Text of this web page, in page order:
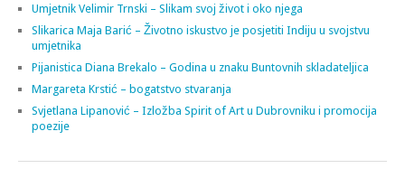
Umjetnik Velimir Trnski – Slikam svoj život i oko njega
Slikarica Maja Barić – Životno iskustvo je posjetiti Indiju u svojstvu
umjetnika
Pijanistica Diana Brekalo – Godina u znaku Buntovnih skladateljica
Margareta Krstić – bogatstvo stvaranja
Svjetlana Lipanović – Izložba Spirit of Art u Dubrovniku i promocija
poezije